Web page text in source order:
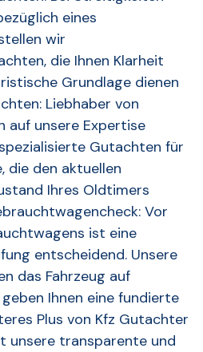
eines
wir
die Ihnen Klarheit
Grundlage dienen
Liebhaber von
auf unsere Expertise
Gutachten für
die den aktuellen
Ihres Oldtimers
Vor
ist eine
entscheidend. Unsere
das Fahrzeug auf
Ihnen eine fundierte
Plus von Kfz Gutachter
unsere transparente und